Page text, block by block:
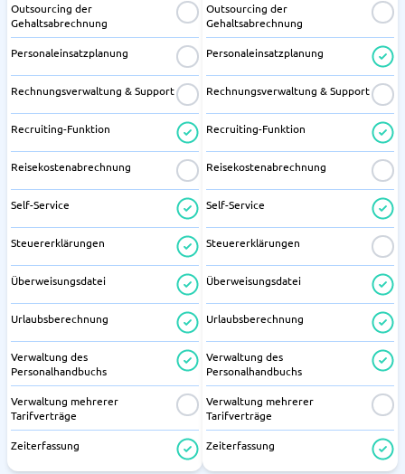
Outsourcing der
Gehaltsabrechnung
Personaleinsatzplanung
Rechnungsverwaltung & Support
Recruiting-Funktion
Reisekostenabrechnung
Self-Service
Steuererklärungen
Überweisungsdatei
Urlaubsberechnung
Verwaltung des
Personalhandbuchs
Verwaltung mehrerer
Tarifverträge
Zeiterfassung
Outsourcing der
Gehaltsabrechnung
Personaleinsatzplanung
Rechnungsverwaltung & Support
Recruiting-Funktion
Reisekostenabrechnung
Self-Service
Steuererklärungen
Überweisungsdatei
Urlaubsberechnung
Verwaltung des
Personalhandbuchs
Verwaltung mehrerer
Tarifverträge
Zeiterfassung